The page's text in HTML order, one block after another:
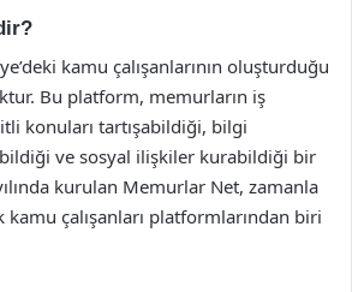
kamu çalışanlarının oluşturduğu
Bu platform, memurların iş
konuları tartışabildiği, bilgi
ve sosyal ilişkiler kurabildiği bir
kurulan Memurlar Net, zamanla
kamu çalışanları platformlarından biri